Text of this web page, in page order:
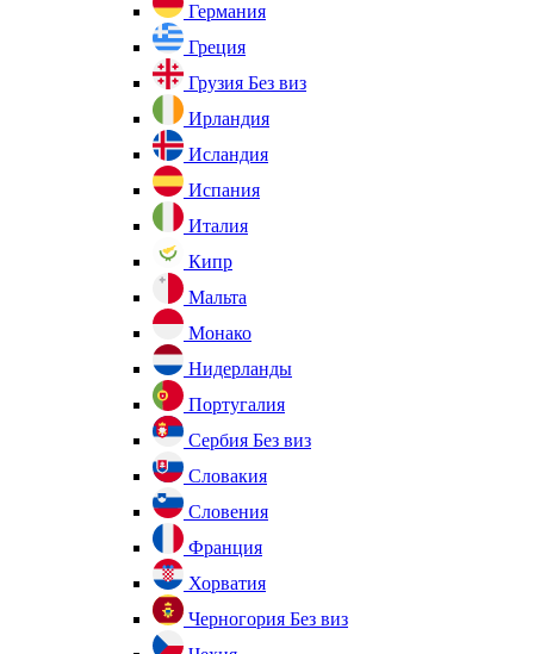
Германия
Греция
Грузия Без виз
Ирландия
Исландия
Испания
Италия
Кипр
Мальта
Монако
Нидерланды
Португалия
Сербия Без виз
Словакия
Словения
Франция
Хорватия
Черногория Без виз